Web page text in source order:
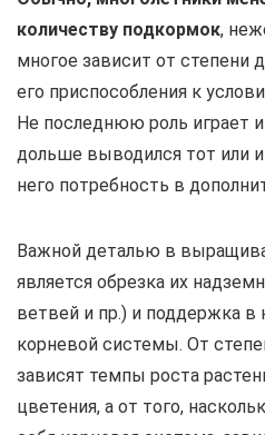
количеству подкормок,
многое зависит от степени
его приспособления к
Не последнюю роль играет
дольше выводился тот или
него потребность в
Важной деталью в
является обрезка их
ветвей и пр.) и поддержка в
корневой системы. От
зависят темпы роста
цветения, а от того,